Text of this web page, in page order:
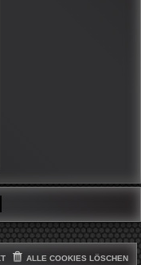
ALLE COOKIES LÖSCHEN